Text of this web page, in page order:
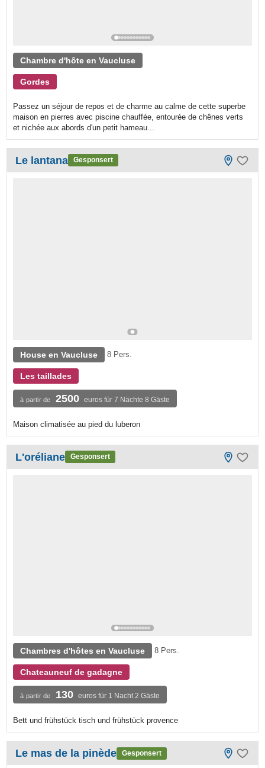
Chambre d'hôte en Vaucluse
Gordes
Passez un séjour de repos et de charme au calme de cette superbe
maison en pierres avec piscine chauffée, entourée de chênes verts
et nichée aux abords d'un petit hameau...
Le lantana Gesponsert
House en Vaucluse 8 Pers.
Les taillades
à partir de 2500 euros für 7 Nächte 8 Gäste
Maison climatisée au pied du luberon
L'oréliane Gesponsert
Chambres d'hôtes en Vaucluse 8 Pers.
Chateauneuf de gadagne
à partir de 130 euros für 1 Nacht 2 Gäste
Bett und frühstück tisch und frühstück provence
Le mas de la pinède Gesponsert